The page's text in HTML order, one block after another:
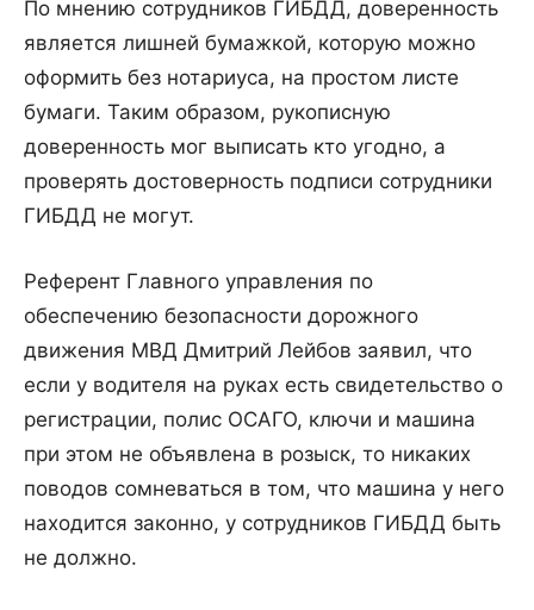
По мнению сотрудников ГИБДД, доверенность
является лишней бумажкой, которую можно
оформить без нотариуса, на простом листе
бумаги. Таким образом, рукописную
доверенность мог выписать кто угодно, а
проверять достоверность подписи сотрудники
ГИБДД не могут.
Референт Главного управления по
обеспечению безопасности дорожного
движения МВД Дмитрий Лейбов заявил, что
если у водителя на руках есть свидетельство о
регистрации, полис ОСАГО, ключи и машина
при этом не объявлена в розыск, то никаких
поводов сомневаться в том, что машина у него
находится законно, у сотрудников ГИБДД быть
не должно.